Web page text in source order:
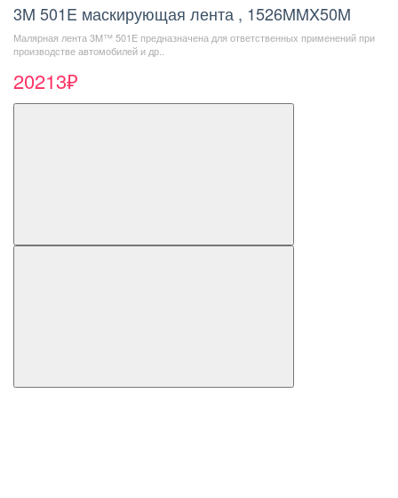
3M 501E маскирующая лента , 1526MMX50M
Малярная лента 3M™ 501E предназначена для ответственных применений при
производстве автомобилей и др..
20213₽